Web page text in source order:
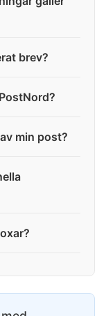
brev?
min post?